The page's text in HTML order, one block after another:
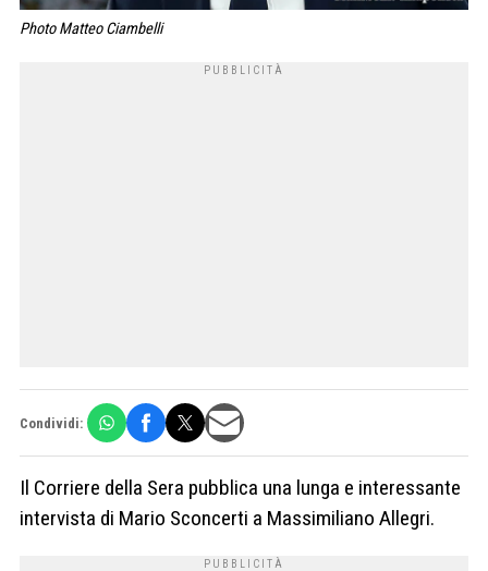
Photo Matteo Ciambelli
Condividi:
Il Corriere della Sera pubblica una lunga e interessante
intervista di Mario Sconcerti a Massimiliano Allegri.